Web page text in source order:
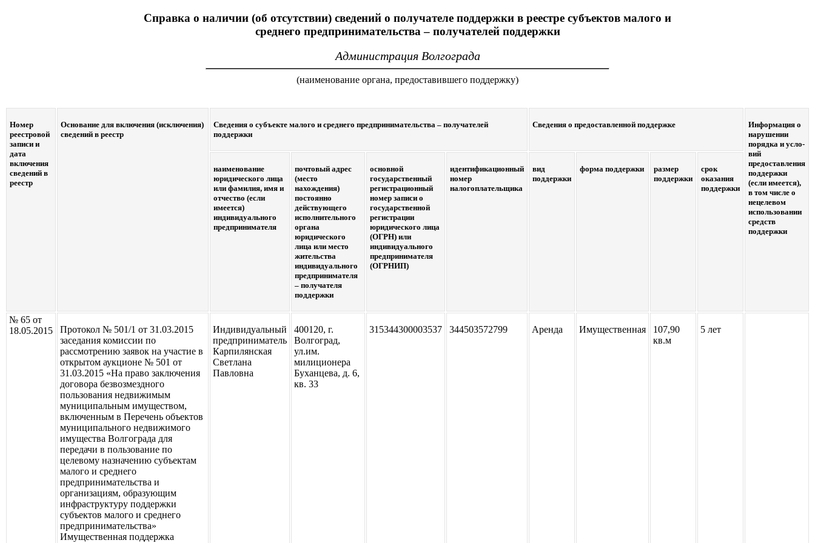
Справка о наличии (об отсутствии) сведений о получателе поддержки в реестре субъектов малого и
среднего предпринимательства – получателей поддержки
Администрация Волгограда
(наименование органа, предоставившего поддержку)
Номер
реестровой
записи и
дата
включения
сведений в
реестр
Основание для включения (исключения)
сведений в реестр
Сведения о субъекте малого и среднего предпринимательства – получателей
поддержки
Сведения о предоставленной поддержке
Информация о
нарушении
порядка и усло-
вий
предоставления
поддержки
(если имеется),
в том числе о
нецелевом
использовании
средств
поддержки
наименование
юридического лица
или фамилия, имя и
отчество (если
имеется)
индивидуального
предпринимателя
почтовый адрес
(место
нахождения)
постоянно
действующего
исполнительного
органа
юридического
лица или место
жительства
индивидуального
предпринимателя
– получателя
поддержки
основной
государственный
регистрационный
номер записи о
государственной
регистрации
юридического лица
(ОГРН) или
индивидуального
предпринимателя
(ОГРНИП)
идентификационный
номер
налогоплательщика
вид
поддержки
форма поддержки
размер
поддержки
срок
оказания
поддержки
№ 65 от
18.05.2015
Протокол № 501/1 от 31.03.2015
заседания комиссии по
рассмотрению заявок на участие в
открытом аукционе № 501 от
31.03.2015 «На право заключения
договора безвозмездного
пользования недвижимым
муниципальным имуществом,
включенным в Перечень объектов
муниципального недвижимого
имущества Волгограда для
передачи в пользование по
целевому назначению субъектам
малого и среднего
предпринимательства и
организациям, образующим
инфраструктуру поддержки
субъектов малого и среднего
предпринимательства»
Имущественная поддержка
Индивидуальный
предприниматель
Карпилянская
Светлана
Павловна
400120, г.
Волгоград,
ул.им.
милиционера
Буханцева, д. 6,
кв. 33
315344300003537 344503572799 Аренда Имущественная
107,90
кв.м
5 лет